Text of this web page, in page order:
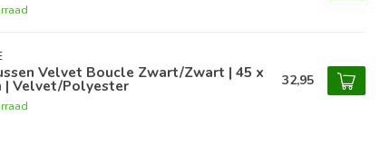
Velvet Boucle Zwart/Zwart | 45 x
| Velvet/Polyester 32,95